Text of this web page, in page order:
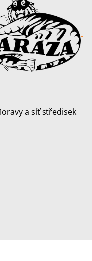
a síť středisek